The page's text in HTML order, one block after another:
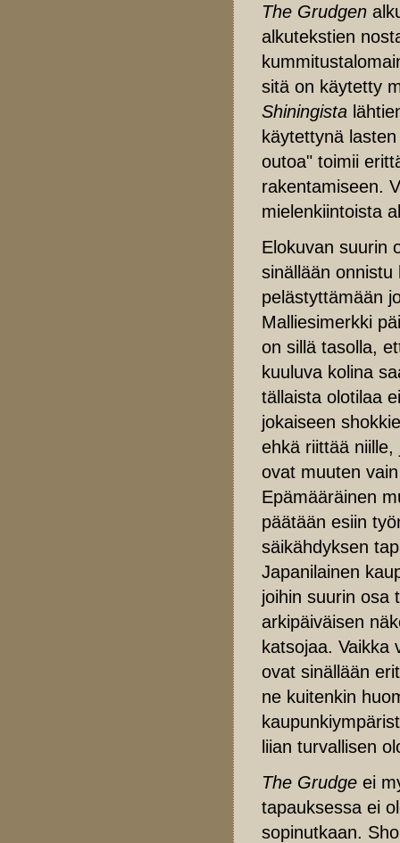
The Grudgen
alkutekstien
sitä on käytetty
Shiningista
käytettynä
outoa" toimii
rakentamiseen.
mielenkiintoista
Elokuvan suurin
sinällään
pelästyttämään
Malliesimerkki
on sillä tasolla,
kuuluva kolina
tällaista olotilaa
jokaiseen
ehkä riittää
ovat muuten
Epämääräinen
päätään esiin
säikähdyksen
Japanilainen
joihin suurin osa
arkipäiväisen
katsojaa. Vaikka
ovat sinällään
ne kuitenkin
liian turvallisen
The Grudge ei
tapauksessa ei
sopinutkaan.